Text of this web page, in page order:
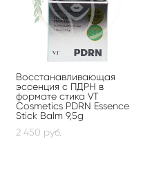
Восстанавливающая
эссенция с ПДРН в
формате стика VT
Cosmetics PDRN Essence
Stick Balm 9,5g
2 450 pуб.